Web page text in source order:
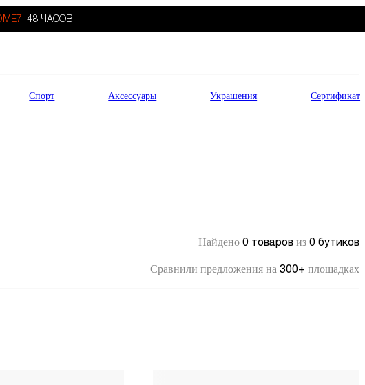
48 ЧАСОВ
Спорт Аксессуары Украшения Сертификат
Найдено 0 товаров из 0 бутиков
Сравнили предложения на 300+ площадках